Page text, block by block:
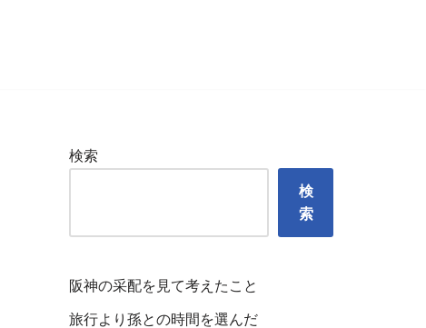
検索
検
索
阪神の采配を見て考えたこと
旅行より孫との時間を選んだ